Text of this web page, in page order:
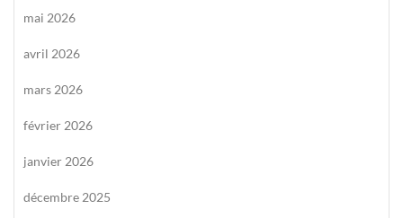
mai 2026
avril 2026
mars 2026
février 2026
janvier 2026
décembre 2025